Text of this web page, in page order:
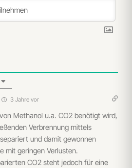
3 Jahre vor
Methanol u.a. CO2 benötigt wird,
Verbrennung mittels
und damit gewonnen
mit geringen Verlusten.
CO2 steht jedoch für eine